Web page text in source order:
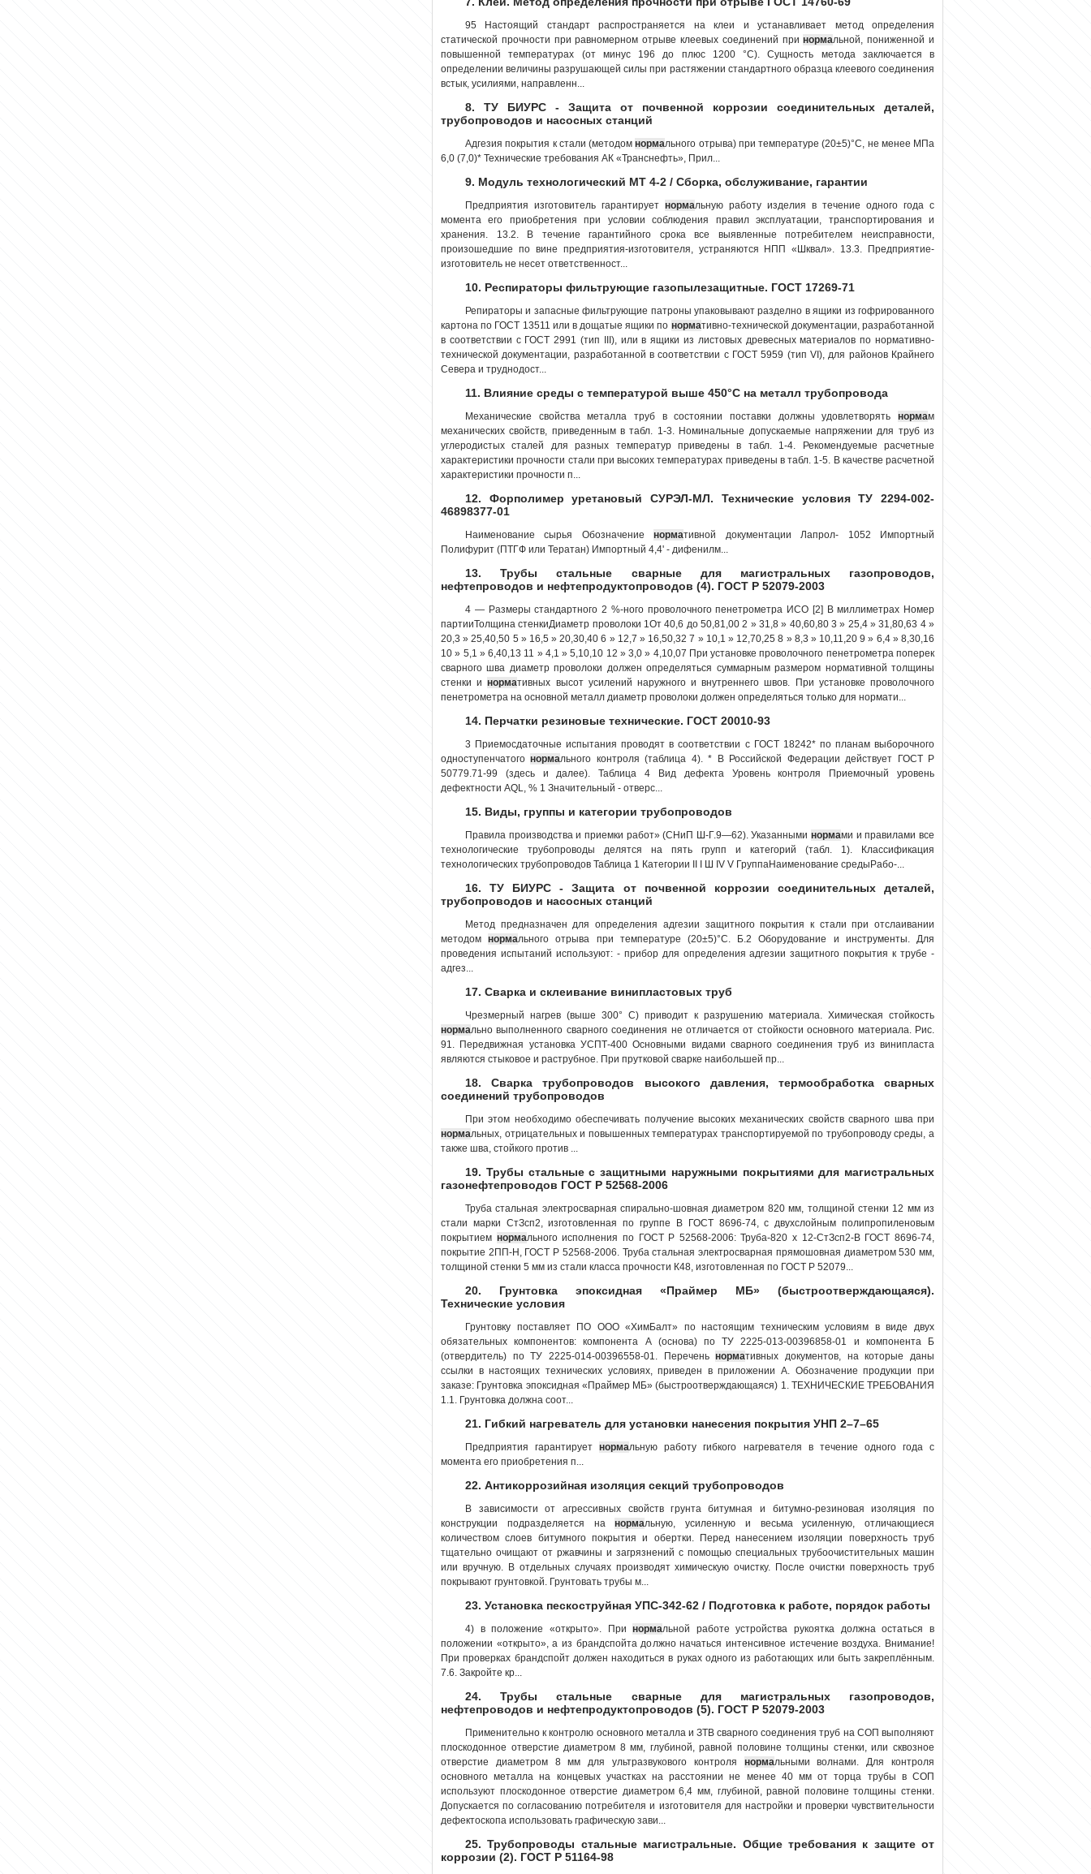
95 Настоящий стандарт распространяется на клеи и устанавливает метод определения
статической прочности при равномерном отрыве клеевых соединений принормальной, пониженной и
повышенной температурах (от минус 196 до плюс 1200 °С). Сущность метода заключается в
определении величины разрушающей силы при растяжении стандартного образца клеевого соединения
встык, усилиями, направленн...
8. ТУ БИУРС - Защита от почвенной коррозии соединительных деталей,
трубопроводов и насосных станций
Адгезия покрытия к стали (методомнормального отрыва) при температуре (20±5)°С, не менее МПа
6,0 (7,0)* Технические требования АК «Транснефть», Прил...
9. Модуль технологический МТ 4-2 / Сборка, обслуживание, гарантии
Предприятия изготовитель гарантирует нормальную работу изделия в течение одного года с
момента его приобретения при условии соблюдения правил эксплуатации, транспортирования и
хранения. 13.2. В течение гарантийного срока все выявленные потребителем неисправности,
произошедшие по вине предприятия-изготовителя, устраняются НПП «Шквал». 13.3. Предприятие-
изготовитель не несет ответственност...
10. Респираторы фильтрующие газопылезащитные. ГОСТ 17269-71
Репираторы и запасные фильтрующие патроны упаковывают разделно в ящики из гофрированного
картона по ГОСТ 13511 или в дощатые ящики по нормативно-технической документации, разработанной
в соответствии с ГОСТ 2991 (тип III), или в ящики из листовых древесных материалов по нормативно-
технической документации, разработанной в соответствии с ГОСТ 5959 (тип VI), для районов Крайнего
Севера и труднодост...
11. Влияние среды с температурой выше 450°С на металл трубопровода
Механические свойства металла труб в состоянии поставки должны удовлетворять нормам
механических свойств, приведенным в табл. 1-3. Номинальные допускаемые напряжении для труб из
углеродистых сталей для разных температур приведены в табл. 1-4. Рекомендуемые расчетные
характеристики прочности стали при высоких температурах приведены в табл. 1-5. В качестве расчетной
характеристики прочности п...
12. Форполимер уретановый СУРЭЛ-МЛ. Технические условия ТУ 2294-002-
46898377-01
Наименование сырья Обозначениенормативной документации Лапрол- 1052 Импортный
Полифурит (ПТГФ или Тератан) Импортный 4,4' - дифенилм...
13. Трубы стальные сварные для магистральных газопроводов,
нефтепроводов и нефтепродуктопроводов (4). ГОСТ Р 52079-2003
4 — Размеры стандартного 2 %-ного проволочного пенетрометра ИСО [2] В миллиметрах Номер
партииТолщина стенкиДиаметр проволоки 1От 40,6 до 50,81,00 2 » 31,8 » 40,60,80 3 » 25,4 » 31,80,63 4 »
20,3 » 25,40,50 5 » 16,5 » 20,30,40 6 » 12,7 » 16,50,32 7 » 10,1 » 12,70,25 8 » 8,3 » 10,11,20 9 » 6,4 » 8,30,16
10 » 5,1 » 6,40,13 11 » 4,1 » 5,10,10 12 » 3,0 » 4,10,07 При установке проволочного пенетрометра поперек
сварного шва диаметр проволоки должен определяться суммарным размером нормативной толщины
стенки инормативных высот усилений наружного и внутреннего швов. При установке проволочного
пенетрометра на основной металл диаметр проволоки должен определяться только для нормати...
14. Перчатки резиновые технические. ГОСТ 20010-93
3 Приемосдаточные испытания проводят в соответствии с ГОСТ 18242* по планам выборочного
одноступенчатогонормального контроля (таблица 4). * В Российской Федерации действует ГОСТ Р
50779.71-99 (здесь и далее). Таблица 4 Вид дефекта Уровень контроля Приемочный уровень
дефектности AQL, % 1 Значительный - отверс...
15. Виды, группы и категории трубопроводов
Правила производства и приемки работ» (СНиП Ш-Г.9—62). Указанныминормами и правилами все
технологические трубопроводы делятся на пять групп и категорий (табл. 1). Классификация
технологических трубопроводов Таблица 1 Категории II I Ш IV V ГруппаНаименование средыРабо-...
16. ТУ БИУРС - Защита от почвенной коррозии соединительных деталей,
трубопроводов и насосных станций
Метод предназначен для определения адгезии защитного покрытия к стали при отслаивании
методомнормального отрыва при температуре (20±5)°С. Б.2 Оборудование и инструменты. Для
проведения испытаний используют: - прибор для определения адгезии защитного покрытия к трубе -
адгез...
17. Сварка и склеивание винипластовых труб
Чрезмерный нагрев (выше 300° С) приводит к разрушению материала. Химическая стойкость
нормально выполненного сварного соединения не отличается от стойкости основного материала. Рис.
91. Передвижная установка УСПТ-400 Основными видами сварного соединения труб из винипласта
являются стыковое и раструбное. При прутковой сварке наибольшей пр...
18. Сварка трубопроводов высокого давления, термообработка сварных
соединений трубопроводов
При этом необходимо обеспечивать получение высоких механических свойств сварного шва при
нормальных, отрицательных и повышенных температурах транспортируемой по трубопроводу среды, а
также шва, стойкого против ...
19. Трубы стальные с защитными наружными покрытиями для магистральных
газонефтепроводов ГОСТ Р 52568-2006
Труба стальная электросварная спирально-шовная диаметром 820 мм, толщиной стенки 12 мм из
стали марки СтЗсп2, изготовленная по группе В ГОСТ 8696-74, с двухслойным полипропиленовым
покрытием нормального исполнения по ГОСТ Р 52568-2006: Труба-820 х 12-СтЗсп2-В ГОСТ 8696-74,
покрытие 2ПП-Н, ГОСТ Р 52568-2006. Труба стальная электросварная прямошовная диаметром 530 мм,
толщиной стенки 5 мм из стали класса прочности К48, изготовленная по ГОСТ Р 52079...
20. Грунтовка эпоксидная «Праймер МБ» (быстроотверждающаяся).
Технические условия
Грунтовку поставляет ПО ООО «ХимБалт» по настоящим техническим условиям в виде двух
обязательных компонентов: компонента А (основа) по ТУ 2225-013-00396858-01 и компонента Б
(отвердитель) по ТУ 2225-014-00396558-01. Переченьнормативных документов, на которые даны
ссылки в настоящих технических условиях, приведен в приложении А. Обозначение продукции при
заказе: Грунтовка эпоксидная «Праймер МБ» (быстроотверждающаяся) 1. ТЕХНИЧЕСКИЕ ТРЕБОВАНИЯ
1.1. Грунтовка должна соот...
21. Гибкий нагреватель для установки нанесения покрытия УНП 2–7–65
Предприятия гарантируетнормальную работу гибкого нагревателя в течение одного года с
момента его приобретения п...
22. Антикоррозийная изоляция секций трубопроводов
В зависимости от агрессивных свойств грунта битумная и битумно-резиновая изоляция по
конструкции подразделяется нанормальную, усиленную и весьма усиленную, отличающиеся
количеством слоев битумного покрытия и обертки. Перед нанесением изоляции поверхность труб
тщательно очищают от ржавчины и загрязнений с помощью специальных трубоочистительных машин
или вручную. В отдельных случаях производят химическую очистку. После очистки поверхность труб
покрывают грунтовкой. Грунтовать трубы м...
23. Установка пескоструйная УПС-342-62 / Подготовка к работе, порядок работы
4) в положение «открыто». Принормальной работе устройства рукоятка должна остаться в
положении «открыто», а из брандспойта должно начаться интенсивное истечение воздуха. Внимание!
При проверках брандспойт должен находиться в руках одного из работающих или быть закреплённым.
7.6. Закройте кр...
24. Трубы стальные сварные для магистральных газопроводов,
нефтепроводов и нефтепродуктопроводов (5). ГОСТ Р 52079-2003
Применительно к контролю основного металла и ЗТВ сварного соединения труб на СОП выполняют
плоскодонное отверстие диаметром 8 мм, глубиной, равной половине толщины стенки, или сквозное
отверстие диаметром 8 мм для ультразвукового контроля нормальными волнами. Для контроля
основного металла на концевых участках на расстоянии не менее 40 мм от торца трубы в СОП
используют плоскодонное отверстие диаметром 6,4 мм, глубиной, равной половине толщины стенки.
Допускается по согласованию потребителя и изготовителя для настройки и проверки чувствительности
дефектоскопа использовать графическую зави...
25. Трубопроводы стальные магистральные. Общие требования к защите от
коррозии (2). ГОСТ Р 51164-98